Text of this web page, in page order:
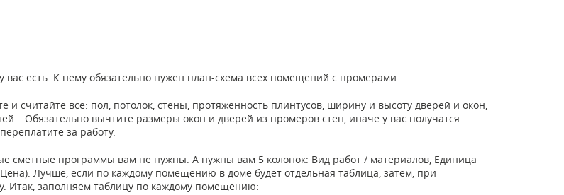
есть. К нему обязательно нужен план-схема всех помещений с промерами.
и считайте всё: пол, потолок, стены, протяженность плинтусов, ширину и высоту дверей и окон,
Обязательно вычтите размеры окон и дверей из промеров стен, иначе у вас получатся
за работу.
сметные программы вам не нужны. А нужны вам 5 колонок: Вид работ / материалов, Единица
Лучше, если по каждому помещению в доме будет отдельная таблица, затем, при
Итак, заполняем таблицу по каждому помещению: